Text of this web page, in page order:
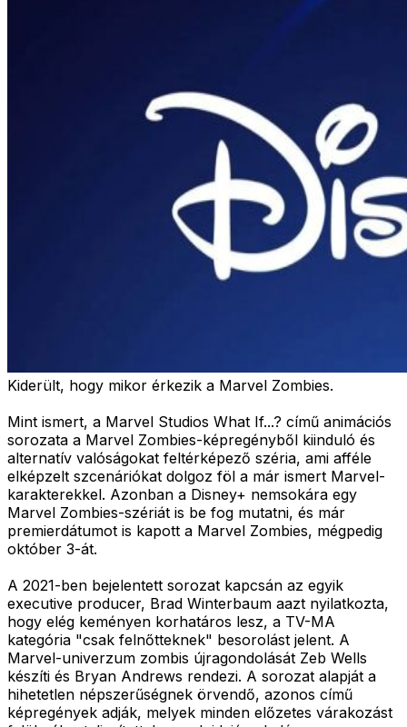
Kiderült, hogy mikor érkezik a Marvel Zombies.
Mint ismert, a Marvel Studios What If...? című animációs
sorozata a Marvel Zombies-képregényből kiinduló és
alternatív valóságokat feltérképező széria, ami afféle
elképzelt szcenáriókat dolgoz föl a már ismert Marvel-
karakterekkel. Azonban a Disney+ nemsokára egy
Marvel Zombies-szériát is be fog mutatni, és már
premierdátumot is kapott a Marvel Zombies, mégpedig
október 3-át.
A 2021-ben bejelentett sorozat kapcsán az egyik
executive producer, Brad Winterbaum aazt nyilatkozta,
hogy elég keményen korhatáros lesz, a TV-MA
kategória "csak felnőtteknek" besorolást jelent. A
Marvel-univerzum zombis újragondolását Zeb Wells
készíti és Bryan Andrews rendezi. A sorozat alapját a
hihetetlen népszerűségnek örvendő, azonos című
képregények adják, melyek minden előzetes várakozást